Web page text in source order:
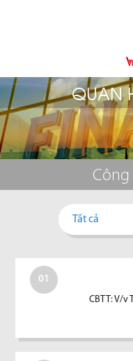
QUAN
Công
Tất cả
01
CBTT: V/